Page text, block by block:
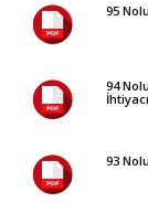
95
94
93